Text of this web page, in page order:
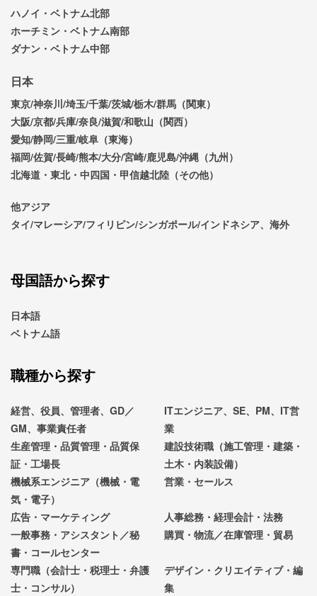
ハノイ・ベトナム北部
ホーチミン・ベトナム南部
ダナン・ベトナム中部
日本
東京/神奈川/埼玉/千葉/茨城/栃木/群馬（関東）
大阪/京都/兵庫/奈良/滋賀/和歌山（関西）
愛知/静岡/三重/岐阜（東海）
福岡/佐賀/長崎/熊本/大分/宮崎/鹿児島/沖縄（九州）
北海道・東北・中四国・甲信越北陸（その他）
他アジア
タイ/マレーシア/フィリピン/シンガポール/インドネシア、海外
母国語から探す
日本語
ベトナム語
職種から探す
経営、役員、管理者、GD／
GM、事業責任者
ITエンジニア、SE、PM、IT営
業
生産管理・品質管理・品質保
証・工場長
建設技術職（施工管理・建築・
土木・内装設備）
機械系エンジニア（機械・電
気・電子）
営業・セールス
広告・マーケティング
人事総務・経理会計・法務
一般事務・アシスタント／秘
書・コールセンター
購買・物流／在庫管理・貿易
専門職（会計士・税理士・弁護
士・コンサル）
デザイン・クリエイティブ・編
集